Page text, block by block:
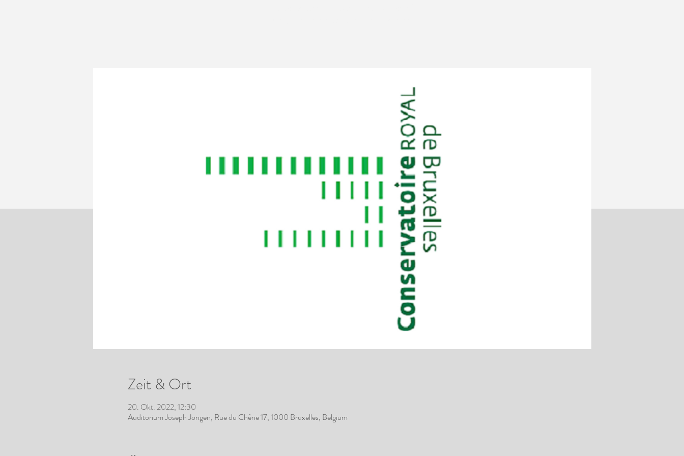
Zeit & Ort
20. Okt. 2022, 12:30
Auditorium Joseph Jongen, Rue du Chêne 17, 1000 Bruxelles, Belgium